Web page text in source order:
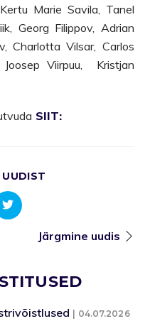
Marie Savila, Tanel
Georg Filippov, Adrian
Charlotta Vilsar, Carlos
Joosep Viirpuu, Kristjan
SIIT:
Järgmine uudis
04.07.2026